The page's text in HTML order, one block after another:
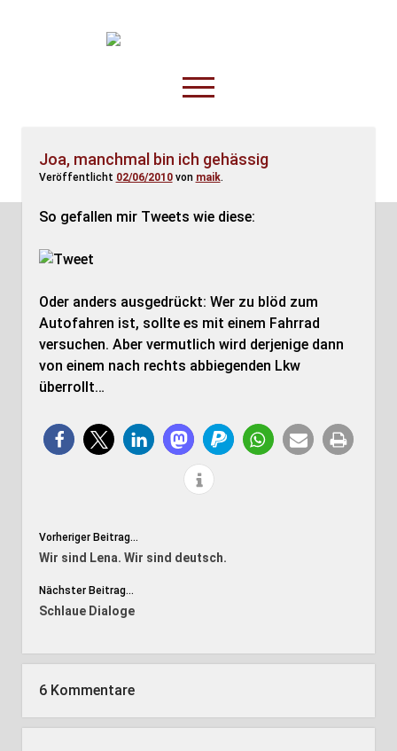
TruckOnline.de
open
menu
Anderswo
Spesenliste
Joa, manchmal bin ich gehässig
Veröffentlicht 02/06/2010von maik.
So gefallen mir Tweets wie diese:
Oder anders ausgedrückt: Wer zu blöd zum
Autofahren ist, sollte es mit einem Fahrrad
versuchen. Aber vermutlich wird derjenige dann
von einem nach rechts abbiegenden Lkw
überrollt…
Vorheriger Beitrag...
Wir sind Lena. Wir sind deutsch.
Nächster Beitrag...
Schlaue Dialoge
6 Kommentare